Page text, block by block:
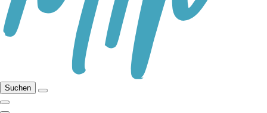
Suchen